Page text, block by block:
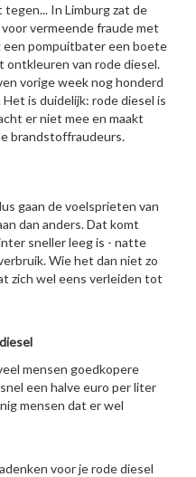
In Limburg zat de
vermeende fraude met
pompuitbater een boete
ontkleuren van rode diesel.
vorige week nog honderd
is duidelijk: rode diesel is
er niet mee en maakt
brandstoffraudeurs.
gaan de voelsprieten van
dan anders. Dat komt
sneller leeg is - natte
Wie het dan niet zo
zich wel eens verleiden tot
mensen goedkopere
een halve euro per liter
mensen dat er wel
voor je rode diesel